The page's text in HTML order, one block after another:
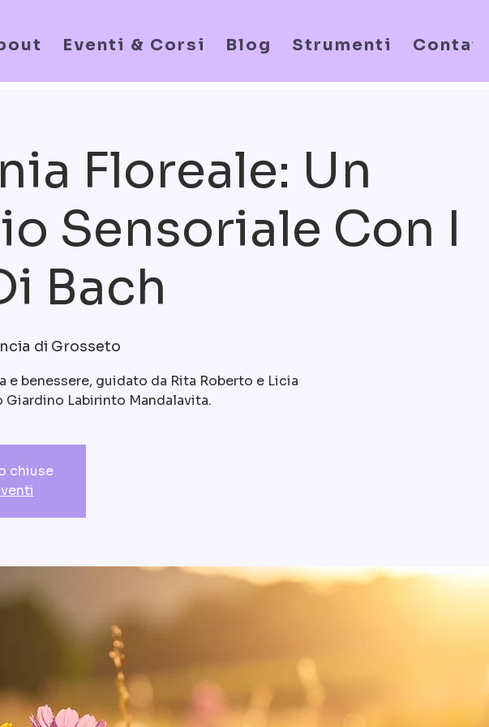
Eventi & Corsi Blog Strumenti Contatti
Floreale: Un
Sensoriale Con I
Bach
di Grosseto
e benessere, guidato da Rita Roberto e Licia
Labirinto Mandalavita.
chiuse